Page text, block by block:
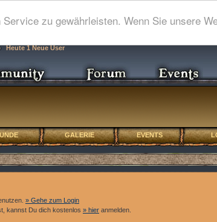
zu gewährleisten. Wenn Sie unsere
Heute 1 Neue User
GALERIE EVENTS
» Gehe zum Login
kannst Du dich kostenlos » hier anmelden.